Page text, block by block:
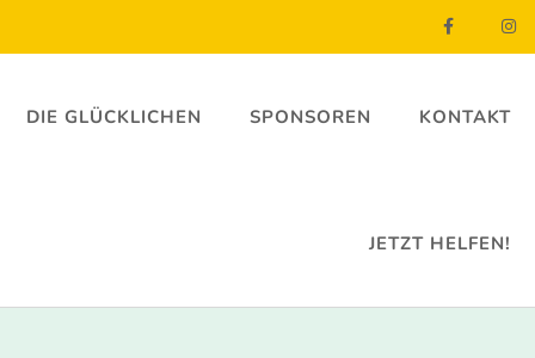
DIE GLÜCKLICHEN SPONSOREN KONTAKT
JETZT HELFEN!